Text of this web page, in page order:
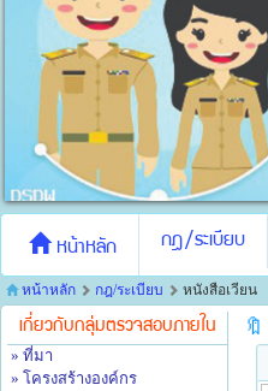
หน้าหลัก กฎ/ระเบียบ
หน้าหลัก กฎ/ระเบียบ หนังสือเวียน
เกี่ยวกับกลุ่มตรวจสอบภายใน
» ที่มา
» โครงสร้างองค์กร